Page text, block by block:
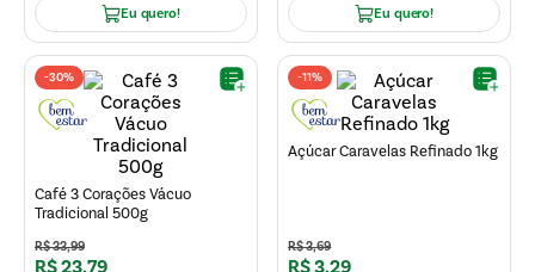
Eu quero! Eu quero!
-30%
Café 3 Corações Vácuo
Tradicional 500g
R$33,99
R$23,79
-11%
Açúcar Caravelas Refinado 1kg
R$3,69
R$3,29